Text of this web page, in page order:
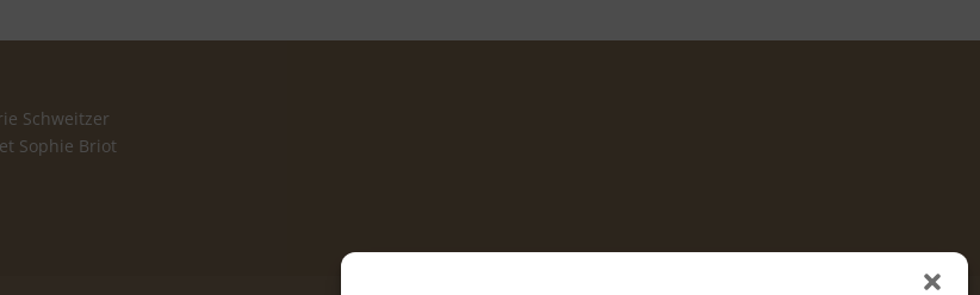
Schweitzer
Sophie Briot